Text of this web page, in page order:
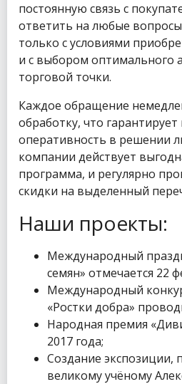
постоянную связь с
ответить на любые
только с условиями
и с выбором оптимального
торговой точки.
Каждое обращение
обработку, что
оперативность в решении
компании действует
программа, и регулярно
скидки на выделенный
Наши проекты:
Международный
семян» отмечается 22
Международный
«Ростки добра»
Народная премия
2017 года;
Создание экспозиции,
великому учёному